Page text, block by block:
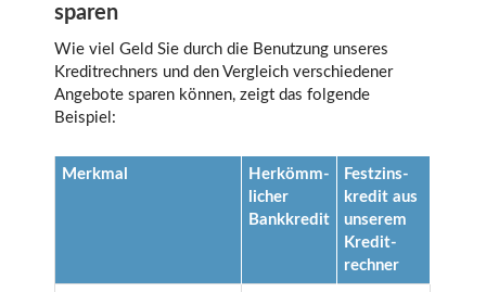
sparen
Wie viel Geld Sie durch die Benutzung unseres
Kreditrechners und den Vergleich verschiedener
Angebote sparen können, zeigt das folgende
Beispiel:
Merkmal
Herkömm­
licher
Bank­kredit
Festzins­
kredit aus
unserem
Kredit­
rechner